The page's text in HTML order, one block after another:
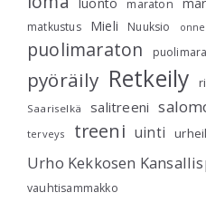
maraton
matkustus Mieli Nuuksio
puolimaraton
pyöräily Retkeily
Saariselkä
salitreeni
terveys treeni uinti
Urho Kekkosen
vauhtisammakko